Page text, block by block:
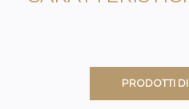
PRODOTTI